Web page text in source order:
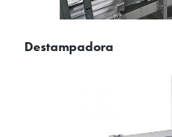
Destampadora